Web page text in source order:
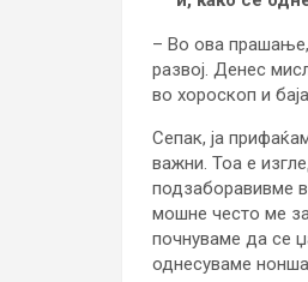
– Во ова прашање,
развој. Денес
во хороскоп и
Сепак, ја
важни. Тоа е
подзаборавивме
мошне често ме
почнуваме да се
однесуваме